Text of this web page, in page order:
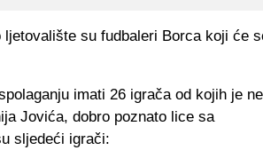
su fudbaleri Borca koji će
imati 26 igrača od kojih je
Jovića, dobro poznato lice sa
sljedeći igrači: